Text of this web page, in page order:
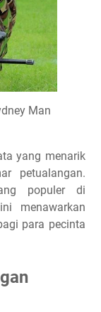
Man
yang menarik
petualangan.
populer di
menawarkan
para pecinta